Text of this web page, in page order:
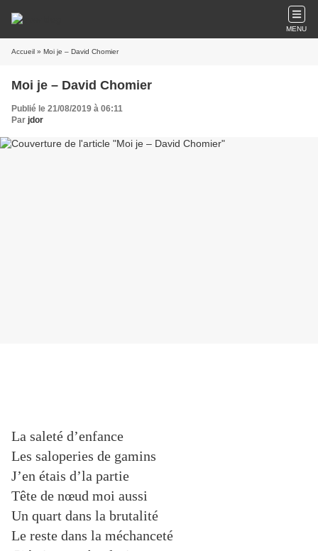
MENU
Accueil » Moi je – David Chomier
Moi je – David Chomier
Publié le 21/08/2019 à 06:11
Par jdor
La saleté d’enfance
Les saloperies de gamins
J’en étais d’la partie
Tête de nœud moi aussi
Un quart dans la brutalité
Le reste dans la méchanceté